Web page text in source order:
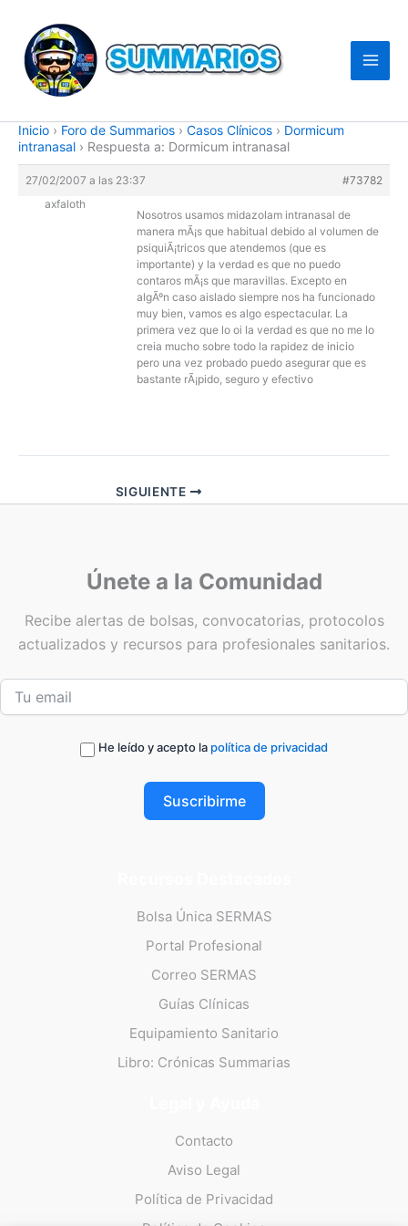
contenido
Inicio › Foro de Summarios › Casos Clí­nicos › Dormicum
intranasal › Respuesta a: Dormicum intranasal
27/02/2007 a las 23:37
#73782
axfaloth
Nosotros usamos midazolam intranasal de
manera mÃ¡s que habitual debido al volumen de
psiquiÃ¡tricos que atendemos (que es
importante) y la verdad es que no puedo
contaros mÃ¡s que maravillas. Excepto en
algÃºn caso aislado siempre nos ha funcionado
muy bien, vamos es algo espectacular. La
primera vez que lo oi la verdad es que no me lo
creia mucho sobre todo la rapidez de inicio
pero una vez probado puedo asegurar que es
bastante rÃ¡pido, seguro y efectivo
SIGUIENTE
Únete a la Comunidad
Recibe alertas de bolsas, convocatorias, protocolos
actualizados y recursos para profesionales sanitarios.
He leído y acepto la política de privacidad
Suscribirme
Bolsa Única SERMAS
Portal Profesional
Correo SERMAS
Guías Clínicas
Equipamiento Sanitario
Libro: Crónicas Summarias
Contacto
Aviso Legal
Política de Privacidad